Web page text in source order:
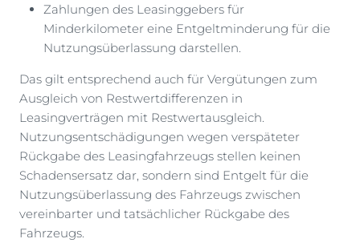
Zahlungen des Leasinggebers für
Minderkilometer eine Entgeltminderung für die
Nutzungsüberlassung darstellen.
Das gilt entsprechend auch für Vergütungen zum
Ausgleich von Restwertdifferenzen in
Leasingverträgen mit Restwertausgleich.
Nutzungsentschädigungen wegen verspäteter
Rückgabe des Leasingfahrzeugs stellen keinen
Schadensersatz dar, sondern sind Entgelt für die
Nutzungsüberlassung des Fahrzeugs zwischen
vereinbarter und tatsächlicher Rückgabe des
Fahrzeugs.